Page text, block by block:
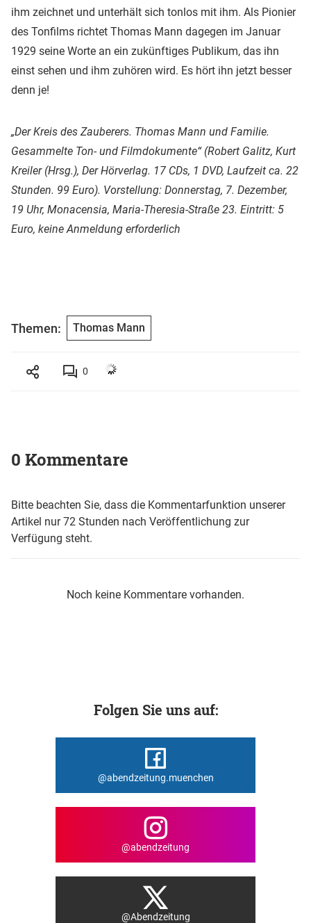
ihm zeichnet und unterhält sich tonlos mit ihm. Als Pionier
des Tonfilms richtet Thomas Mann dagegen im Januar
1929 seine Worte an ein zukünftiges Publikum, das ihn
einst sehen und ihm zuhören wird. Es hört ihn jetzt besser
denn je!
„Der Kreis des Zauberers. Thomas Mann und Familie.
Gesammelte Ton- und Filmdokumente“ (Robert Galitz, Kurt
Kreiler (Hrsg.), Der Hörverlag. 17 CDs, 1 DVD, Laufzeit ca. 22
Stunden. 99 Euro). Vorstellung: Donnerstag, 7. Dezember,
19 Uhr, Monacensia, Maria-Theresia-Straße 23. Eintritt: 5
Euro, keine Anmeldung erforderlich
Themen: Thomas Mann
0
0 Kommentare
Bitte beachten Sie, dass die Kommentarfunktion unserer
Artikel nur 72 Stunden nach Veröffentlichung zur
Verfügung steht.
Noch keine Kommentare vorhanden.
Folgen Sie uns auf:
@abendzeitung.muenchen
@abendzeitung
@Abendzeitung